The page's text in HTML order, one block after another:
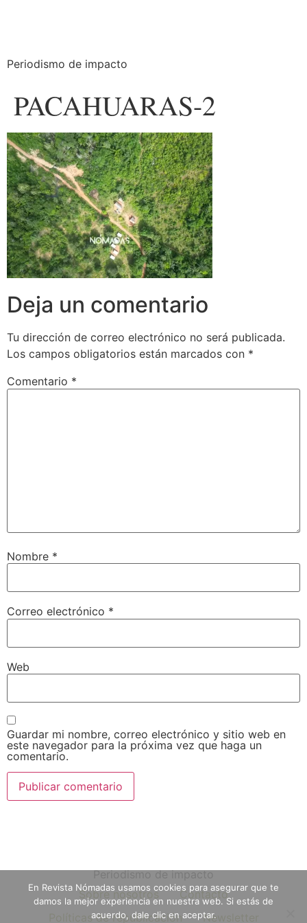
Periodismo de impacto
PACAHUARAS-2
Deja un comentario
Tu dirección de correo electrónico no será publicada.
Los campos obligatorios están marcados con *
Comentario *
Nombre *
Correo electrónico *
Web
Guardar mi nombre, correo electrónico y sitio web en
este navegador para la próxima vez que haga un
comentario.
Periodismo de impacto
Sobre nosotros
Contacto
Políticas de republicación
Newsletter
En Revista Nómadas usamos cookies para asegurar que te
damos la mejor experiencia en nuestra web. Si estás de
acuerdo, dale clic en aceptar.